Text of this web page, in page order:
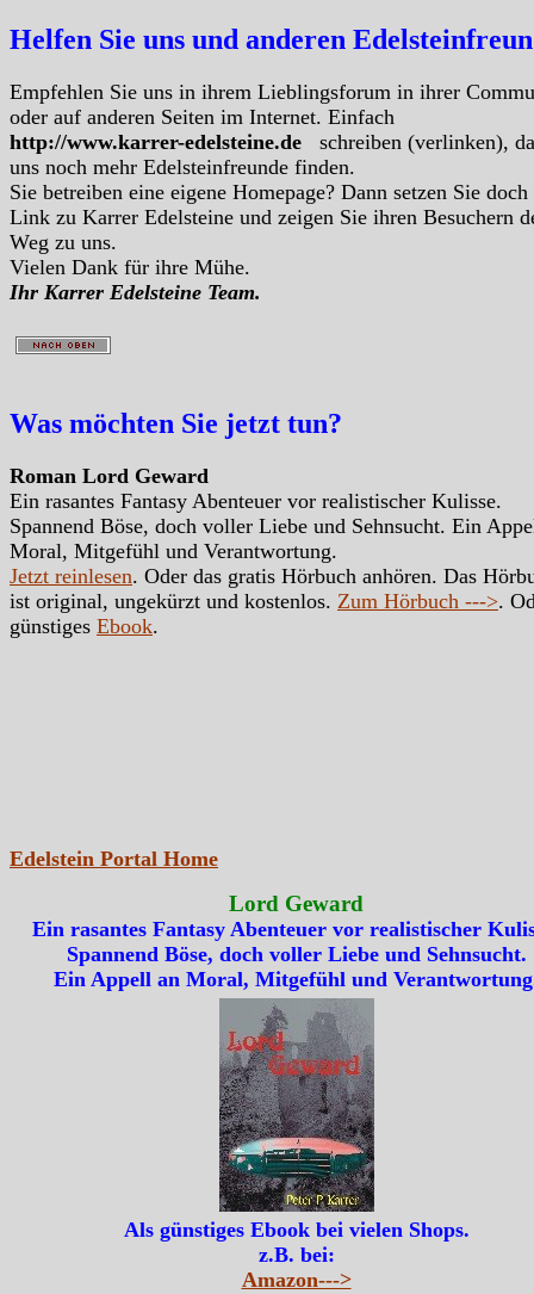
Helfen Sie uns und anderen
Empfehlen Sie uns in ihrem Lieblingsforum in ihrer
oder auf anderen Seiten im Internet. Einfach
http://www.karrer-edelsteine.de
schreiben (verlinken),
uns noch mehr Edelsteinfreunde finden.
Sie betreiben eine eigene Homepage? Dann setzen Sie doch
Link zu Karrer Edelsteine und zeigen Sie ihren Besuchern
Weg zu uns.
Vielen Dank für ihre Mühe.
Ihr Karrer Edelsteine Team.
Was möchten Sie jetzt tun?
Roman Lord Geward
Ein rasantes Fantasy Abenteuer vor realistischer Kulisse.
Spannend Böse, doch voller Liebe und Sehnsucht. Ein
Moral, Mitgefühl und Verantwortung.
Jetzt reinlesen. Oder das gratis Hörbuch anhören. Das
ist original, ungekürzt und kostenlos. Zum Hörbuch --->.
günstiges Ebook.
Edelstein Portal Home
Lord Geward
Ein rasantes Fantasy Abenteuer vor realistischer
Spannend Böse, doch voller Liebe und Sehnsucht.
Ein Appell an Moral, Mitgefühl und
Als günstiges Ebook bei vielen Shops.
z.B. bei:
Amazon--->